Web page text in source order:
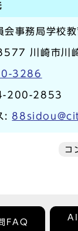
会事務局学校
川崎市川
3286
200-2853
:
コ
FAQ
AI